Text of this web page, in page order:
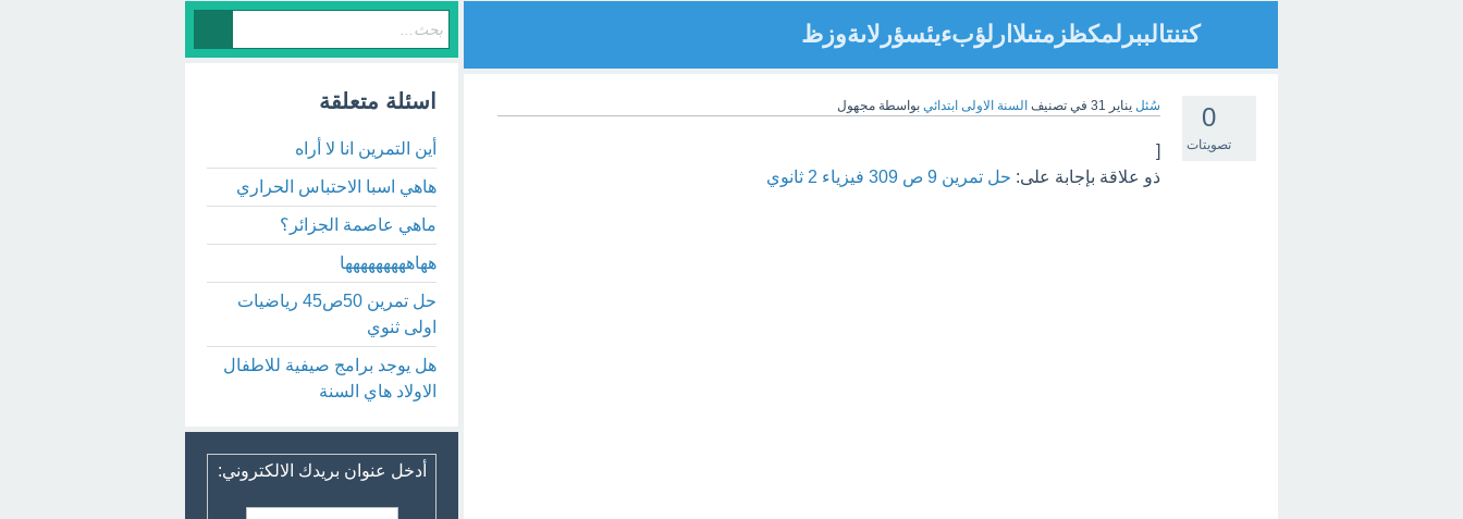
كتنتالببرلمكظزمتىلاارلؤبءيئسؤرلاىةوزظ
0
تصويتات
سُئل يناير 31 في تصنيف السنة الاولى ابتدائي بواسطة مجهول
[
ذو علاقة بإجابة على: حل تمرين 9 ص 309 فيزياء 2 ثانوي
اسئلة متعلقة
أين التمرين انا لا أراه
هاهي اسبا الاحتباس الحراري
ماهي عاصمة الجزائر؟
ههاههههههههها
حل تمرين 50ص45 رياضيات
اولى ثنوي
هل يوجد برامج صيفية للاطفال
الاولاد هاي السنة
أدخل عنوان بريدك الالكتروني: